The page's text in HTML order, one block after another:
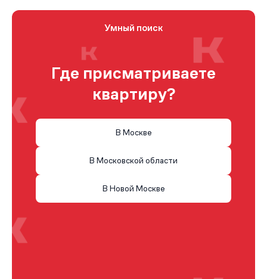
Умный поиск
Где присматриваете
квартиру?
В Москве
В Московской области
В Новой Москве